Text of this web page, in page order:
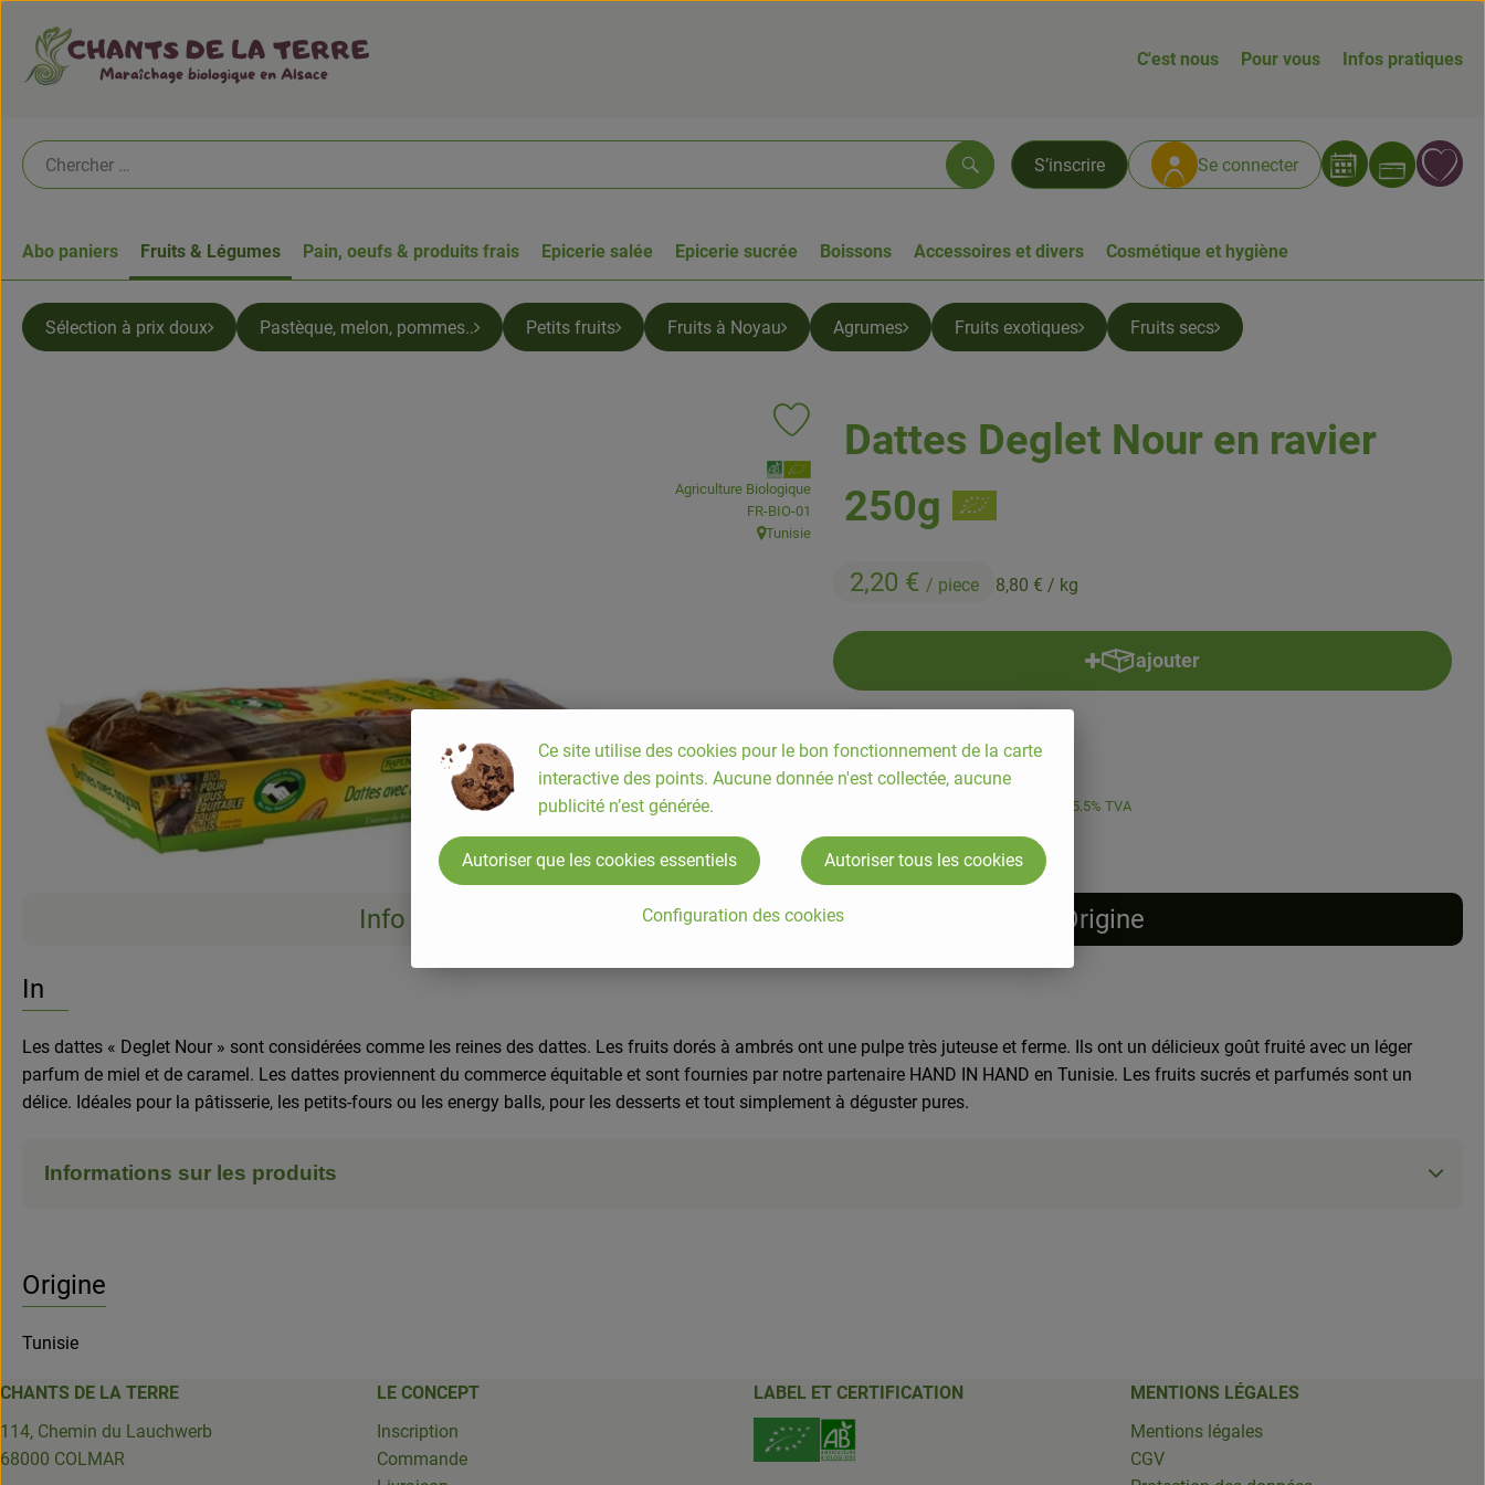
C'est nous Pour vous Infos pratiques
S’inscrire Se connecter
Rechercher
Abo paniers Fruits & Légumes Pain, oeufs & produits frais Epicerie salée Epicerie sucrée Boissons Accessoires et divers Cosmétique et hygiène
Sélection à prix doux Pastèque, melon, pommes.. Petits fruits Fruits à Noyau Agrumes Fruits exotiques Fruits secs
Dattes Deglet Nour en ravier
250g
2,20 € / piece 8,80 € / kg
Ajouter le produit aux favoris
, Association:
Agriculture Biologique
, Autorité de contrôle:
FR-BIO-01
, Origine:
Tunisie
ajouter
Ajouter le produit au panier
5.5% TVA
Info Origine
Info
Les dattes « Deglet Nour » sont considérées comme les reines des dattes. Les fruits dorés à ambrés ont une pulpe très juteuse et ferme. Ils ont un délicieux goût fruité avec un léger
parfum de miel et de caramel. Les dattes proviennent du commerce équitable et sont fournies par notre partenaire HAND IN HAND en Tunisie. Les fruits sucrés et parfumés sont un
délice. Idéales pour la pâtisserie, les petits-fours ou les energy balls, pour les desserts et tout simplement à déguster pures.
Informations sur les produits
Origine
Tunisie
CHANTS DE LA TERRE
114, Chemin du Lauchwerb
68000 COLMAR
LE CONCEPT
Inscription
Commande
LABEL ET CERTIFICATION
MENTIONS LÉGALES
Mentions légales
CGV
Ce site utilise des cookies pour le bon fonctionnement de la carte
interactive des points. Aucune donnée n'est collectée, aucune
publicité n’est générée.
Configuration des cookies
Autoriser que les cookies essentiels Autoriser tous les cookies